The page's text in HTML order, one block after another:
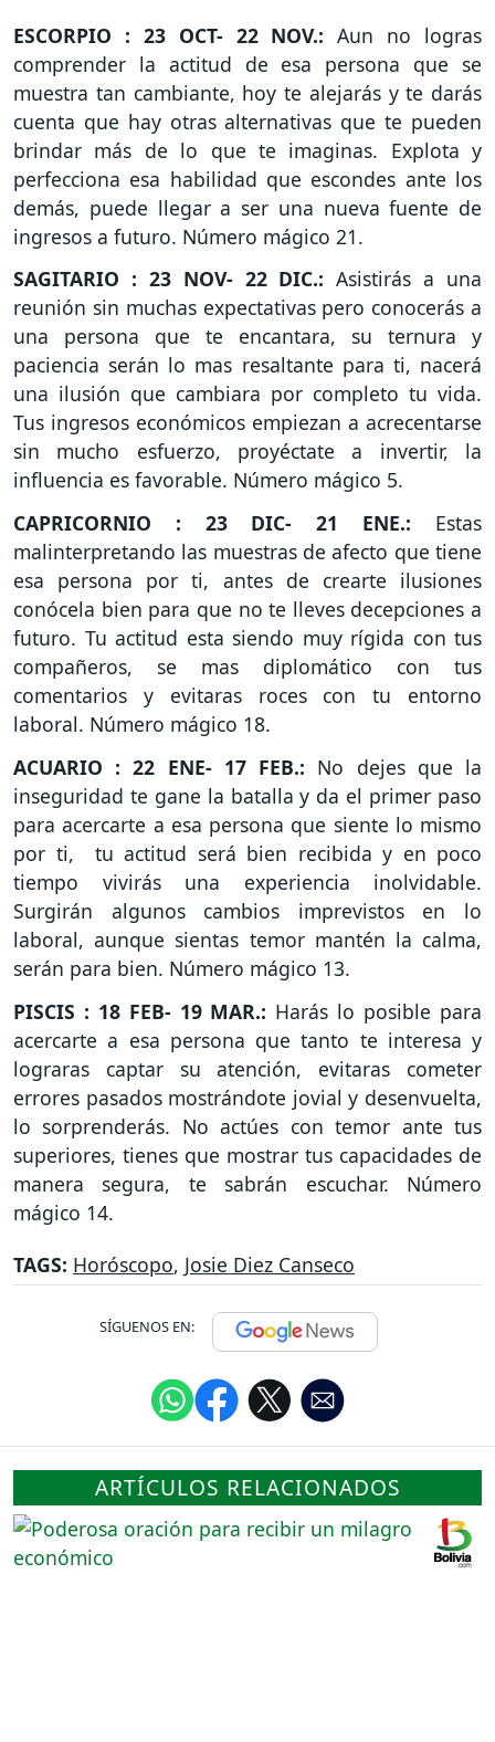
ESCORPIO : 23 OCT- 22 NOV.: Aun no logras
comprender la actitud de esa persona que se
muestra tan cambiante, hoy te alejarás y te darás
cuenta que hay otras alternativas que te pueden
brindar más de lo que te imaginas. Explota y
perfecciona esa habilidad que escondes ante los
demás, puede llegar a ser una nueva fuente de
ingresos a futuro. Número mágico 21.
SAGITARIO : 23 NOV- 22 DIC.:Asistirás a una
reunión sin muchas expectativas pero conocerás a
una persona que te encantara, su ternura y
paciencia serán lo mas resaltante para ti, nacerá
una ilusión que cambiara por completo tu vida.
Tus ingresos económicos empiezan a acrecentarse
sin mucho esfuerzo, proyéctate a invertir, la
influencia es favorable. Número mágico 5.
CAPRICORNIO : 23 DIC- 21 ENE.: Estas
malinterpretando las muestras de afecto que tiene
esa persona por ti, antes de crearte ilusiones
conócela bien para que no te lleves decepciones a
futuro. Tu actitud esta siendo muy rígida con tus
compañeros, se mas diplomático con tus
comentarios y evitaras roces con tu entorno
laboral. Número mágico 18.
ACUARIO : 22 ENE- 17 FEB.: No dejes que la
inseguridad te gane la batalla y da el primer paso
para acercarte a esa persona que siente lo mismo
por ti, tu actitud será bien recibida y en poco
tiempo vivirás una experiencia inolvidable.
Surgirán algunos cambios imprevistos en lo
laboral, aunque sientas temor mantén la calma,
serán para bien. Número mágico 13.
PISCIS : 18 FEB- 19 MAR.: Harás lo posible para
acercarte a esa persona que tanto te interesa y
lograras captar su atención, evitaras cometer
errores pasados mostrándote jovial y desenvuelta,
lo sorprenderás. No actúes con temor ante tus
superiores, tienes que mostrar tus capacidades de
manera segura, te sabrán escuchar. Número
mágico 14.
TAGS: Horóscopo, Josie Diez Canseco
SÍGUENOS EN:
ARTÍCULOS RELACIONADOS